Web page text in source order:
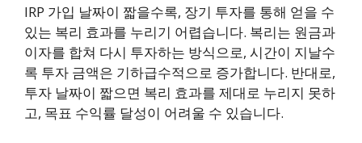
IRP 가입 날짜이 짧을수록, 장기 투자를 통해 얻을 수
있는 복리 효과를 누리기 어렵습니다. 복리는 원금과
이자를 합쳐 다시 투자하는 방식으로, 시간이 지날수
록 투자 금액은 기하급수적으로 증가합니다. 반대로,
투자 날짜이 짧으면 복리 효과를 제대로 누리지 못하
고, 목표 수익률 달성이 어려울 수 있습니다.